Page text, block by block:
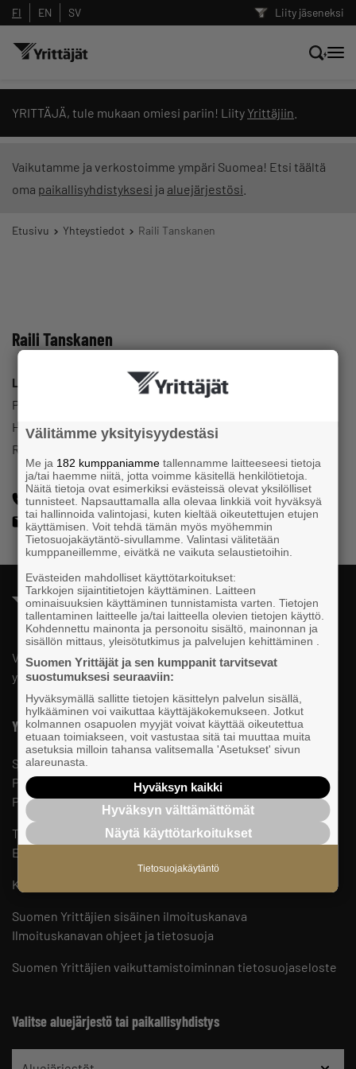
Liity jäseneksi
FI EN SV
YRITTÄJÄ, tule mukaan omiesi pariin! Liity Yrittäjiin
Vaikutamme ja verkostoimme ympäri Suomea! Etsi täältä
oma paikallisyhdistyksesi ja aluejärjestösi
Etusivu Yhteystiedot Raili Tanskanen
Raili Tanskanen
Luottamustoimi
Polvijärven Yrittäjät
Hallitus
Rahastonhoitaja
+358503738510
raili.tanskanen54@gmail.com
Valtakunnallista, alueellista ja paikallista vaikuttamista pk-
yrittäjien puolesta.
Yhteystiedot
Suomen Yrittäjät
PL 999, 00101 HELSINKI
Puhelinvaihde 09 229 221
Tietosuojaseloste ja evästeet
Evästeasetukset
Keskusjärjestön yhteystiedot ja henkilöstö
Suomen Yrittäjien sisäinen ilmoituskanava
Ilmoituskanavan ohjeet ja tietosuoja
Suomen Yrittäjien vaikuttamistoiminnan tietosuojaseloste
Valitse aluejärjestö tai paikallisyhdistys
Yrittäjien tekoälyltä
Välitämme yksityisyydestäsi
Me ja 182 kumppaniamme tallennamme laitteeseesi tietoja
ja/tai haemme niitä, jotta voimme käsitellä henkilötietoja.
Näitä tietoja ovat esimerkiksi evästeissä olevat yksilölliset
tunnisteet. Napsauttamalla alla olevaa linkkiä voit hyväksyä
tai hallinnoida valintojasi, kuten kieltää oikeutettujen etujen
käyttämisen. Voit tehdä tämän myös myöhemmin
Tietosuojakäytäntö-sivullamme. Valintasi välitetään
kumppaneillemme, eivätkä ne vaikuta selaustietoihin.
Evästeiden mahdolliset käyttötarkoitukset:
Tarkkojen sijaintitietojen käyttäminen. Laitteen
ominaisuuksien käyttäminen tunnistamista varten. Tietojen
tallentaminen laitteelle ja/tai laitteella olevien tietojen käyttö.
Kohdennettu mainonta ja personoitu sisältö, mainonnan ja
sisällön mittaus, yleisötutkimus ja palvelujen kehittäminen .
Suomen Yrittäjät ja sen kumppanit tarvitsevat
suostumuksesi seuraaviin:
Hyväksymällä sallitte tietojen käsittelyn palvelun sisällä,
hylkääminen voi vaikuttaa käyttäjäkokemukseen. Jotkut
kolmannen osapuolen myyjät voivat käyttää oikeutettua
etuaan toimiakseen, voit vastustaa sitä tai muuttaa muita
asetuksia milloin tahansa valitsemalla 'Asetukset' sivun
alareunasta.
Hyväksyn kaikki
Hyväksyn välttämättömät
Näytä käyttötarkoitukset
Tietosuojakäytäntö